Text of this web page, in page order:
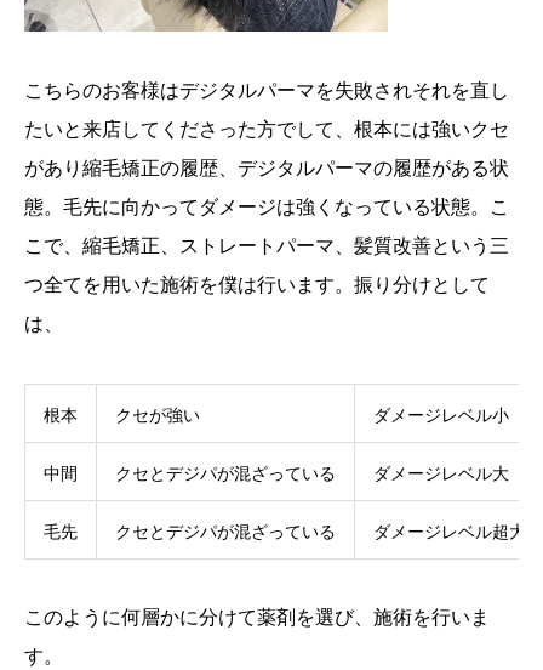
こちらのお客様はデジタルパーマを失敗されそれを直し
たいと来店してくださった方でして、根本には強いクセ
があり縮毛矯正の履歴、デジタルパーマの履歴がある状
態。毛先に向かってダメージは強くなっている状態。こ
こで、縮毛矯正、ストレートパーマ、髪質改善という三
つ全てを用いた施術を僕は行います。振り分けとして
は、
根本 クセが強い ダメージレベル小
中間 クセとデジパが混ざっている ダメージレベル大
毛先 クセとデジパが混ざっている ダメージレベル超大
このように何層かに分けて薬剤を選び、施術を行いま
す。